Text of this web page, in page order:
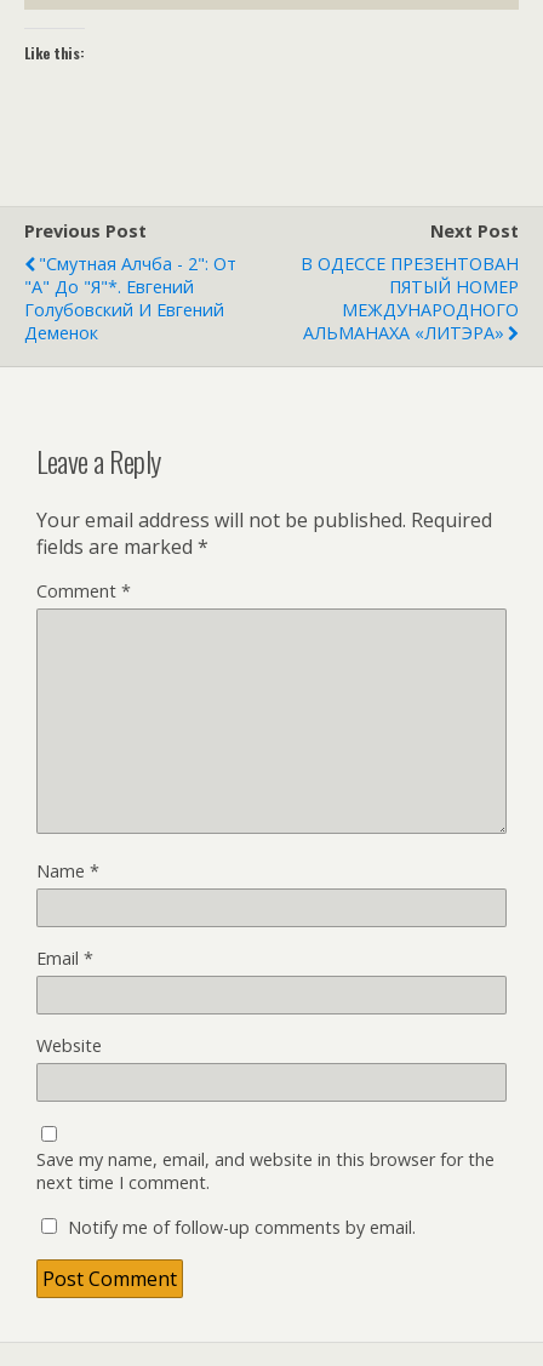
Like this:
Previous Post
"Смутная Алчба - 2": От
"А" До "Я"*. Евгений
Голубовский И Евгений
Деменок
Next Post
В ОДЕССЕ ПРЕЗЕНТОВАН
ПЯТЫЙ НОМЕР
МЕЖДУНАРОДНОГО
АЛЬМАНАХА «ЛИТЭРА»
Leave a Reply
Your email address will not be published. Required
fields are marked *
Comment *
Name *
Email *
Website
Save my name, email, and website in this browser for the
next time I comment.
Notify me of follow-up comments by email.